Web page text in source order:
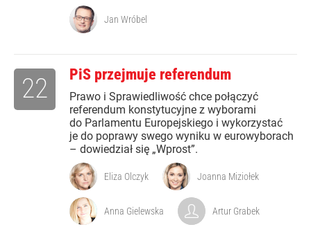
Jan Wróbel
PiS przejmuje referendum
Prawo i Sprawiedliwość chce połączyć
referendum konstytucyjne z wyborami
do Parlamentu Europejskiego i wykorzystać
je do poprawy swego wyniku w eurowyborach
– dowiedział się „Wprost”.
22
Eliza Olczyk Joanna Miziołek
Anna Gielewska Artur Grabek